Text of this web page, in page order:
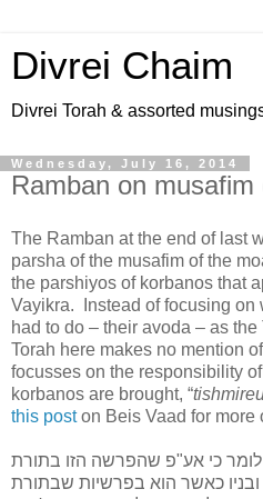
Divrei Chaim
Divrei Torah & assorted
Wednesday, July 16, 2014
Ramban on
The Ramban at the end of last
parsha of the musafim of the
the parshiyos of korbanos that
Vayikra.
Instead of focusing
had to do – their avoda – as
Torah here makes no mention
focusses on the responsibility
korbanos are brought, “
this poston Beis Vaad for more
כי אע"פ שהפרשה הזו בתורת
כאשר הוא בפרשיות שבתורת